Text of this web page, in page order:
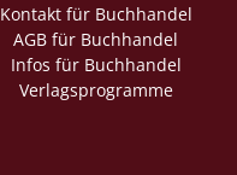
Kontakt für Buchhandel
AGB für Buchhandel
Infos für Buchhandel
Verlagsprogramme